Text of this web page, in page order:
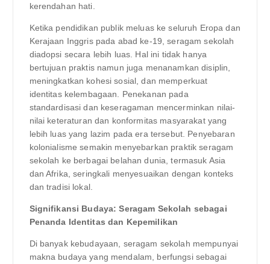
kerendahan hati.
Ketika pendidikan publik meluas ke seluruh Eropa dan
Kerajaan Inggris pada abad ke-19, seragam sekolah
diadopsi secara lebih luas. Hal ini tidak hanya
bertujuan praktis namun juga menanamkan disiplin,
meningkatkan kohesi sosial, dan memperkuat
identitas kelembagaan. Penekanan pada
standardisasi dan keseragaman mencerminkan nilai-
nilai keteraturan dan konformitas masyarakat yang
lebih luas yang lazim pada era tersebut. Penyebaran
kolonialisme semakin menyebarkan praktik seragam
sekolah ke berbagai belahan dunia, termasuk Asia
dan Afrika, seringkali menyesuaikan dengan konteks
dan tradisi lokal.
Signifikansi Budaya: Seragam Sekolah sebagai
Penanda Identitas dan Kepemilikan
Di banyak kebudayaan, seragam sekolah mempunyai
makna budaya yang mendalam, berfungsi sebagai